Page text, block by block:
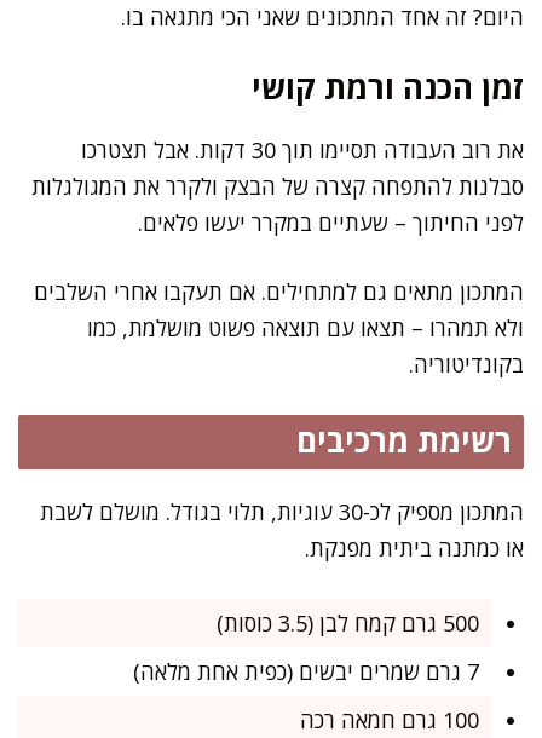
היום? זה אחד המתכונים שאני הכי מתגאה בו.
זמן הכנה ורמת קושי
את רוב העבודה תסיימו תוך 30 דקות. אבל תצטרכו
סבלנות להתפחה קצרה של הבצק ולקרר את המגולגלות
לפני החיתוך – שעתיים במקרר יעשו פלאים.
המתכון מתאים גם למתחילים. אם תעקבו אחרי השלבים
ולא תמהרו – תצאו עם תוצאה פשוט מושלמת, כמו
בקונדיטוריה.
רשימת מרכיבים
המתכון מספיק לכ-30 עוגיות, תלוי בגודל. מושלם לשבת
או כמתנה ביתית מפנקת.
500 גרם קמח לבן (3.5 כוסות)
7 גרם שמרים יבשים (כפית אחת מלאה)
100 גרם חמאה רכה